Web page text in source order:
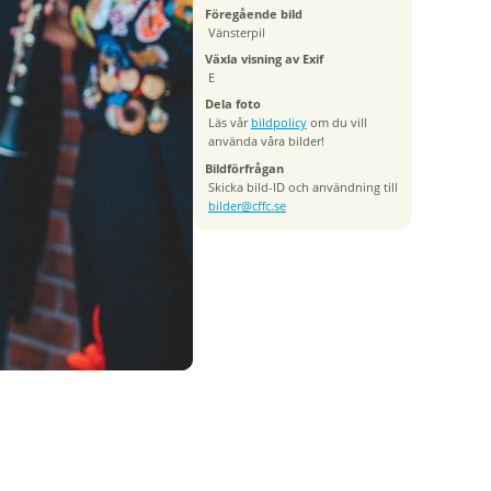
Föregående bild
Vänsterpil
Växla visning av Exif
E
Dela foto
Läs vår bildpolicyom du vill
använda våra bilder!
Bildförfrågan
Skicka bild-ID och användning till
bilder@cffc.se